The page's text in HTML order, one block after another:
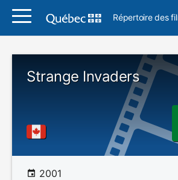
Répertoire des
Strange Invaders
2001